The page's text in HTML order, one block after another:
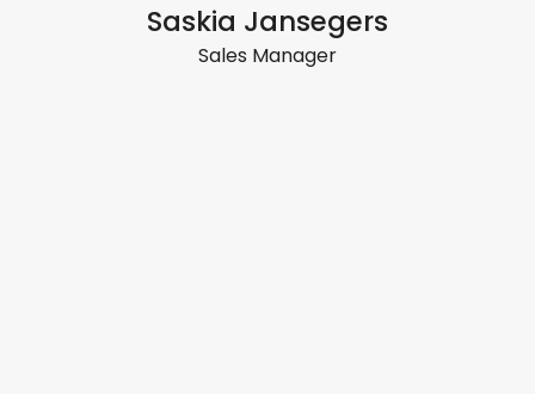
Saskia Jansegers
Sales Manager